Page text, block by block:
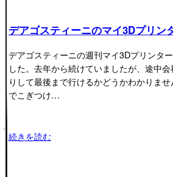
デアゴスティーニのマイ3Dプリン
デアゴスティーニの週刊マイ3Dプリンタ
した。去年から続けていましたが、途中
りして最後まで行けるかどうかわかりま
でこぎつけ…
続きを読む